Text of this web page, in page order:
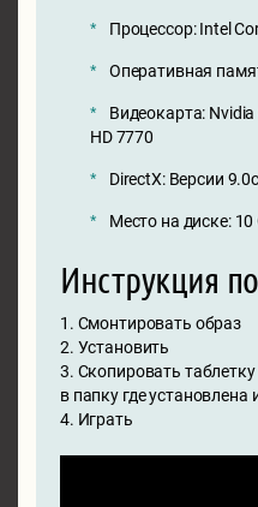
Процессор: Intel
Оперативная
Видеокарта:
HD 7770
DirectX: Версии 9.0c
Место на диске: 10
Инструкция
1. Смонтировать образ
2. Установить
3. Скопировать
в папку где установлена
4. Играть